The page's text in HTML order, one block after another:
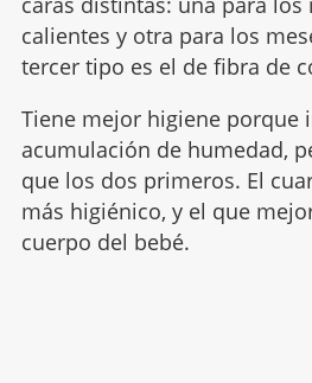
calientes y otra para los
tercer tipo es el de fibra de
Tiene mejor higiene porque
acumulación de humedad,
que los dos primeros. El
más higiénico, y el que
cuerpo del bebé.